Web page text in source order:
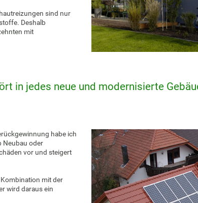
sind nur
Deshalb
mit
in jedes neue und modernisierte
habe ich
Neubau oder
vor und steigert
mit der
wird daraus ein